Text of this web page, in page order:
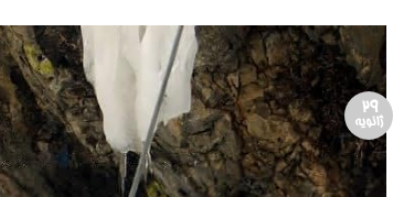
29
ژانویه